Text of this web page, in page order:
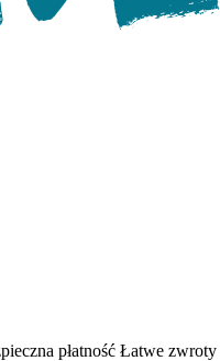
płatność Łatwe zwroty